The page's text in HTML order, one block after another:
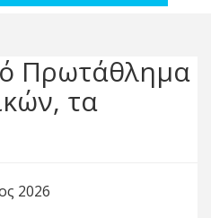
Πρωτάθλημα
τα
2026